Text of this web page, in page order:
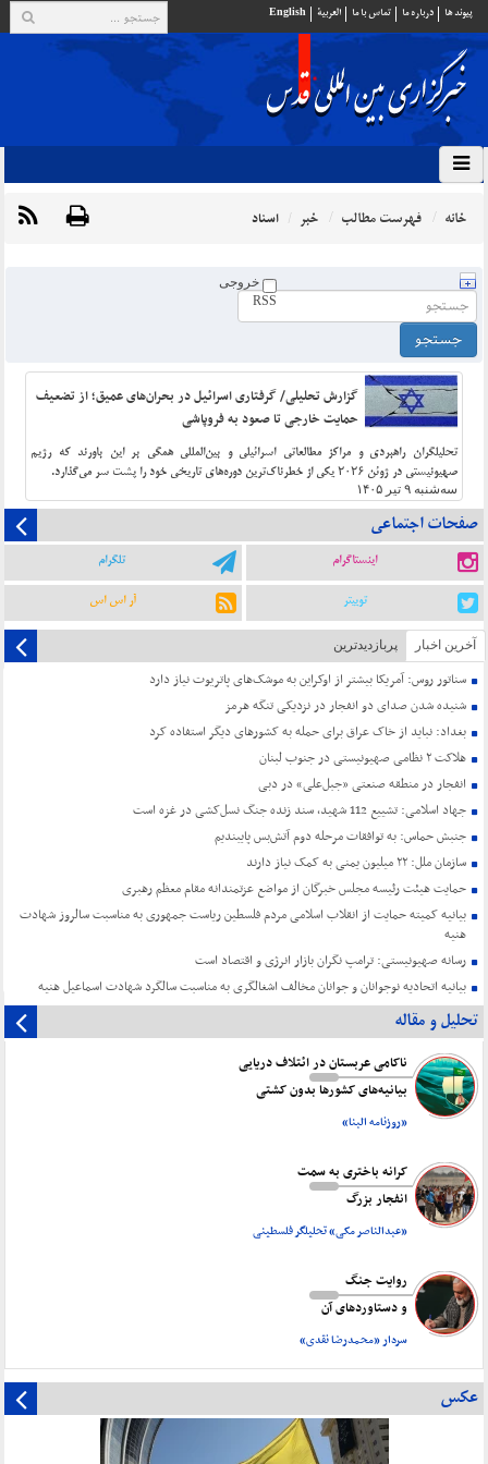
پيوند ها درباره ما تماس با ما العربية English
خانه فهرست مطالب خبر اسناد
خروجی
RSS
گزارش تحلیلی/ گرفتاری اسرائیل در بحران‌های عمیق؛ از تضعیف
حمایت خارجی تا صعود به فروپاشی
تحلیلگران راهبردی و مراکز مطالعاتی اسرائیلی و بین‌المللی همگی بر این باورند که رژیم
صهیونیستی در ژوئن ۲۰۲۶ یکی از خطرناک‌ترین دوره‌های تاریخی خود را پشت سر می‌گذارد.
سه‌شنبه ۹ تیر ۱۴۰۵
صفحات اجتماعی
اینستاگرام تلگرام
توییتر آر اس اس
آخرین اخبار پربازدیدترین
سناتور روس: آمریکا بیشتر از اوکراین به موشک‌های پاتریوت نیاز دارد
شنیده شدن صدای دو انفجار در نزدیکی تنگه هرمز
بغداد: نباید از خاک عراق برای حمله به کشورهای دیگر استفاده کرد
هلاکت ۲ نظامی صهیونیستی در جنوب لبنان
انفجار در منطقه صنعتی «جبل‌علی» در دبی
جهاد اسلامی: تشییع 112 شهید، سند زنده جنگ نسل‌کشی در غزه است
جنبش حماس: به توافقات مرحله دوم آتش‌بس پایبندیم
سازمان ملل: ۲۲ میلیون یمنی به کمک نیاز دارند
حمایت هیئت رئیسه مجلس خبرگان از مواضع عزتمندانه مقام معظم رهبری
بیانیه کمیته حمایت از انقلاب اسلامی مردم فلسطین ریاست جمهوری به مناسبت سالروز شهادت
هنیه
رسانه صهیونیستی: ترامپ نگران بازار انرژی و اقتصاد است
بیانیه اتحادیه نوجوانان و جوانان مخالف اشغالگری به مناسبت سالگرد شهادت اسماعیل هنیه
تحلیل و مقاله
ناکامی عربستان در ائتلاف دریایی
بیانیه‌های کشورها بدون کشتی
«روزنامه البنا»
کرانه باختری به سمت
انفجار بزرگ
«عبدالناصر مکی» تحلیلگر فلسطینی
روایت جنگ
و دستاورد‌های آن
سردار «محمدرضا نقدی»
عکس